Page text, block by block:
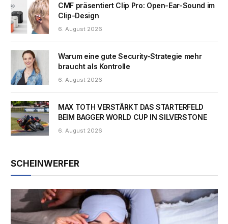
CMF präsentiert Clip Pro: Open-Ear-Sound im
Clip-Design
6. August 2026
Warum eine gute Security-Strategie mehr
braucht als Kontrolle
6. August 2026
MAX TOTH VERSTÄRKT DAS STARTERFELD
BEIM BAGGER WORLD CUP IN SILVERSTONE
6. August 2026
SCHEINWERFER